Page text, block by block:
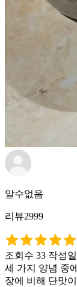
알수없음
리뷰2999
조회수 33 작성
세 가지 양념 중
장에 비해 단맛